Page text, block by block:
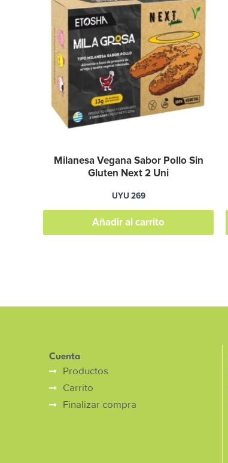
Milanesa Vegana Sabor Pollo Sin
Gluten Next 2 Uni
UYU 269
Añadir al carrito
Cuenta
Productos
Carrito
Finalizar compra